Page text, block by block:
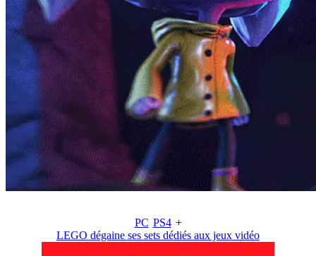
PC PS4 +
LEGO dégaine ses sets dédiés aux jeux vidéo